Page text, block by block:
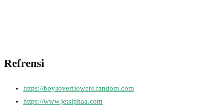
Refrensi
https://boysoverflowers.fandom.com
https://www.jetsiphaa.com